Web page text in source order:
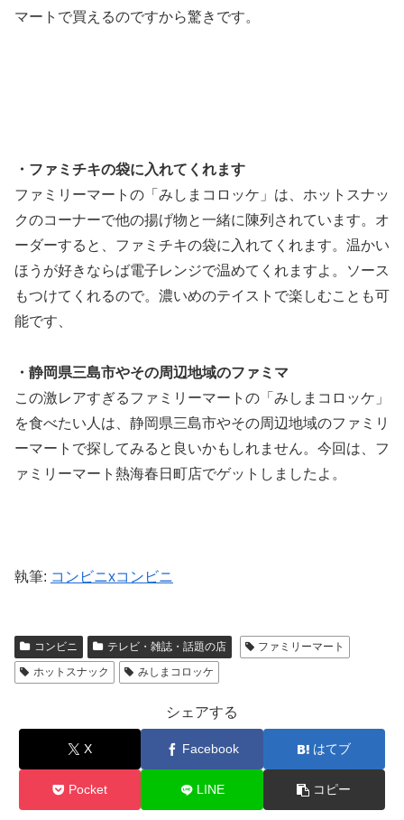
マートで買えるのですから驚きです。
・ファミチキの袋に入れてくれます
ファミリーマートの「みしまコロッケ」は、ホットスナッ
クのコーナーで他の揚げ物と一緒に陳列されています。オ
ーダーすると、ファミチキの袋に入れてくれます。温かい
ほうが好きならば電子レンジで温めてくれますよ。ソース
もつけてくれるので。濃いめのテイストで楽しむことも可
能です、
・静岡県三島市やその周辺地域のファミマ
この激レアすぎるファミリーマートの「みしまコロッケ」
を食べたい人は、静岡県三島市やその周辺地域のファミリ
ーマートで探してみると良いかもしれません。今回は、フ
ァミリーマート熱海春日町店でゲットしましたよ。
執筆: コンビニxコンビニ
コンビニ テレビ・雑誌・話題の店
ファミリーマート
ホットスナック
みしまコロッケ
シェアする
X Facebook はてブ
Pocket LINE コピー